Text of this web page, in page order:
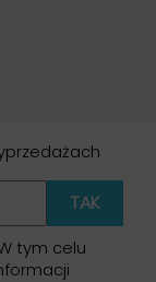
tym celu